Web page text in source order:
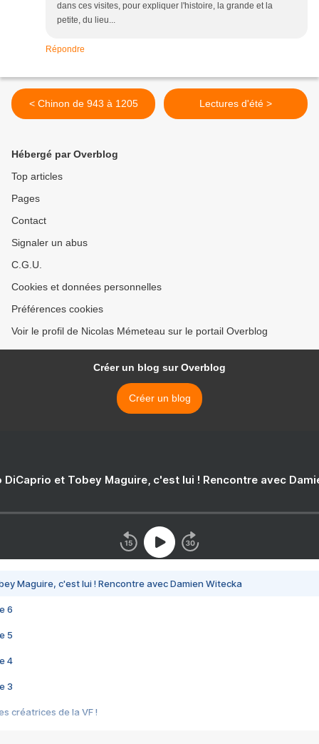
dans ces visites, pour expliquer l'histoire, la grande et la
petite, du lieu...
Répondre
< Chinon de 943 à 1205 Lectures d'été >
Hébergé par Overblog
Top articles
Pages
Contact
Signaler un abus
C.G.U.
Cookies et données personnelles
Préférences cookies
Voir le profil de Nicolas Mémeteau sur le portail Overblog
Créer un blog sur Overblog
Créer un blog
DiCaprio et Tobey Maguire, c'est lui ! Rencontre avec
Maguire, c'est lui ! Rencontre avec Damien Witecka
6
5
4
3
créatrices de la VF !